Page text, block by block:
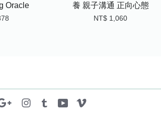
Oracle
養 親子溝通 正向心態
NT$ 1,060
Google Instagram
Tumblr YouTube